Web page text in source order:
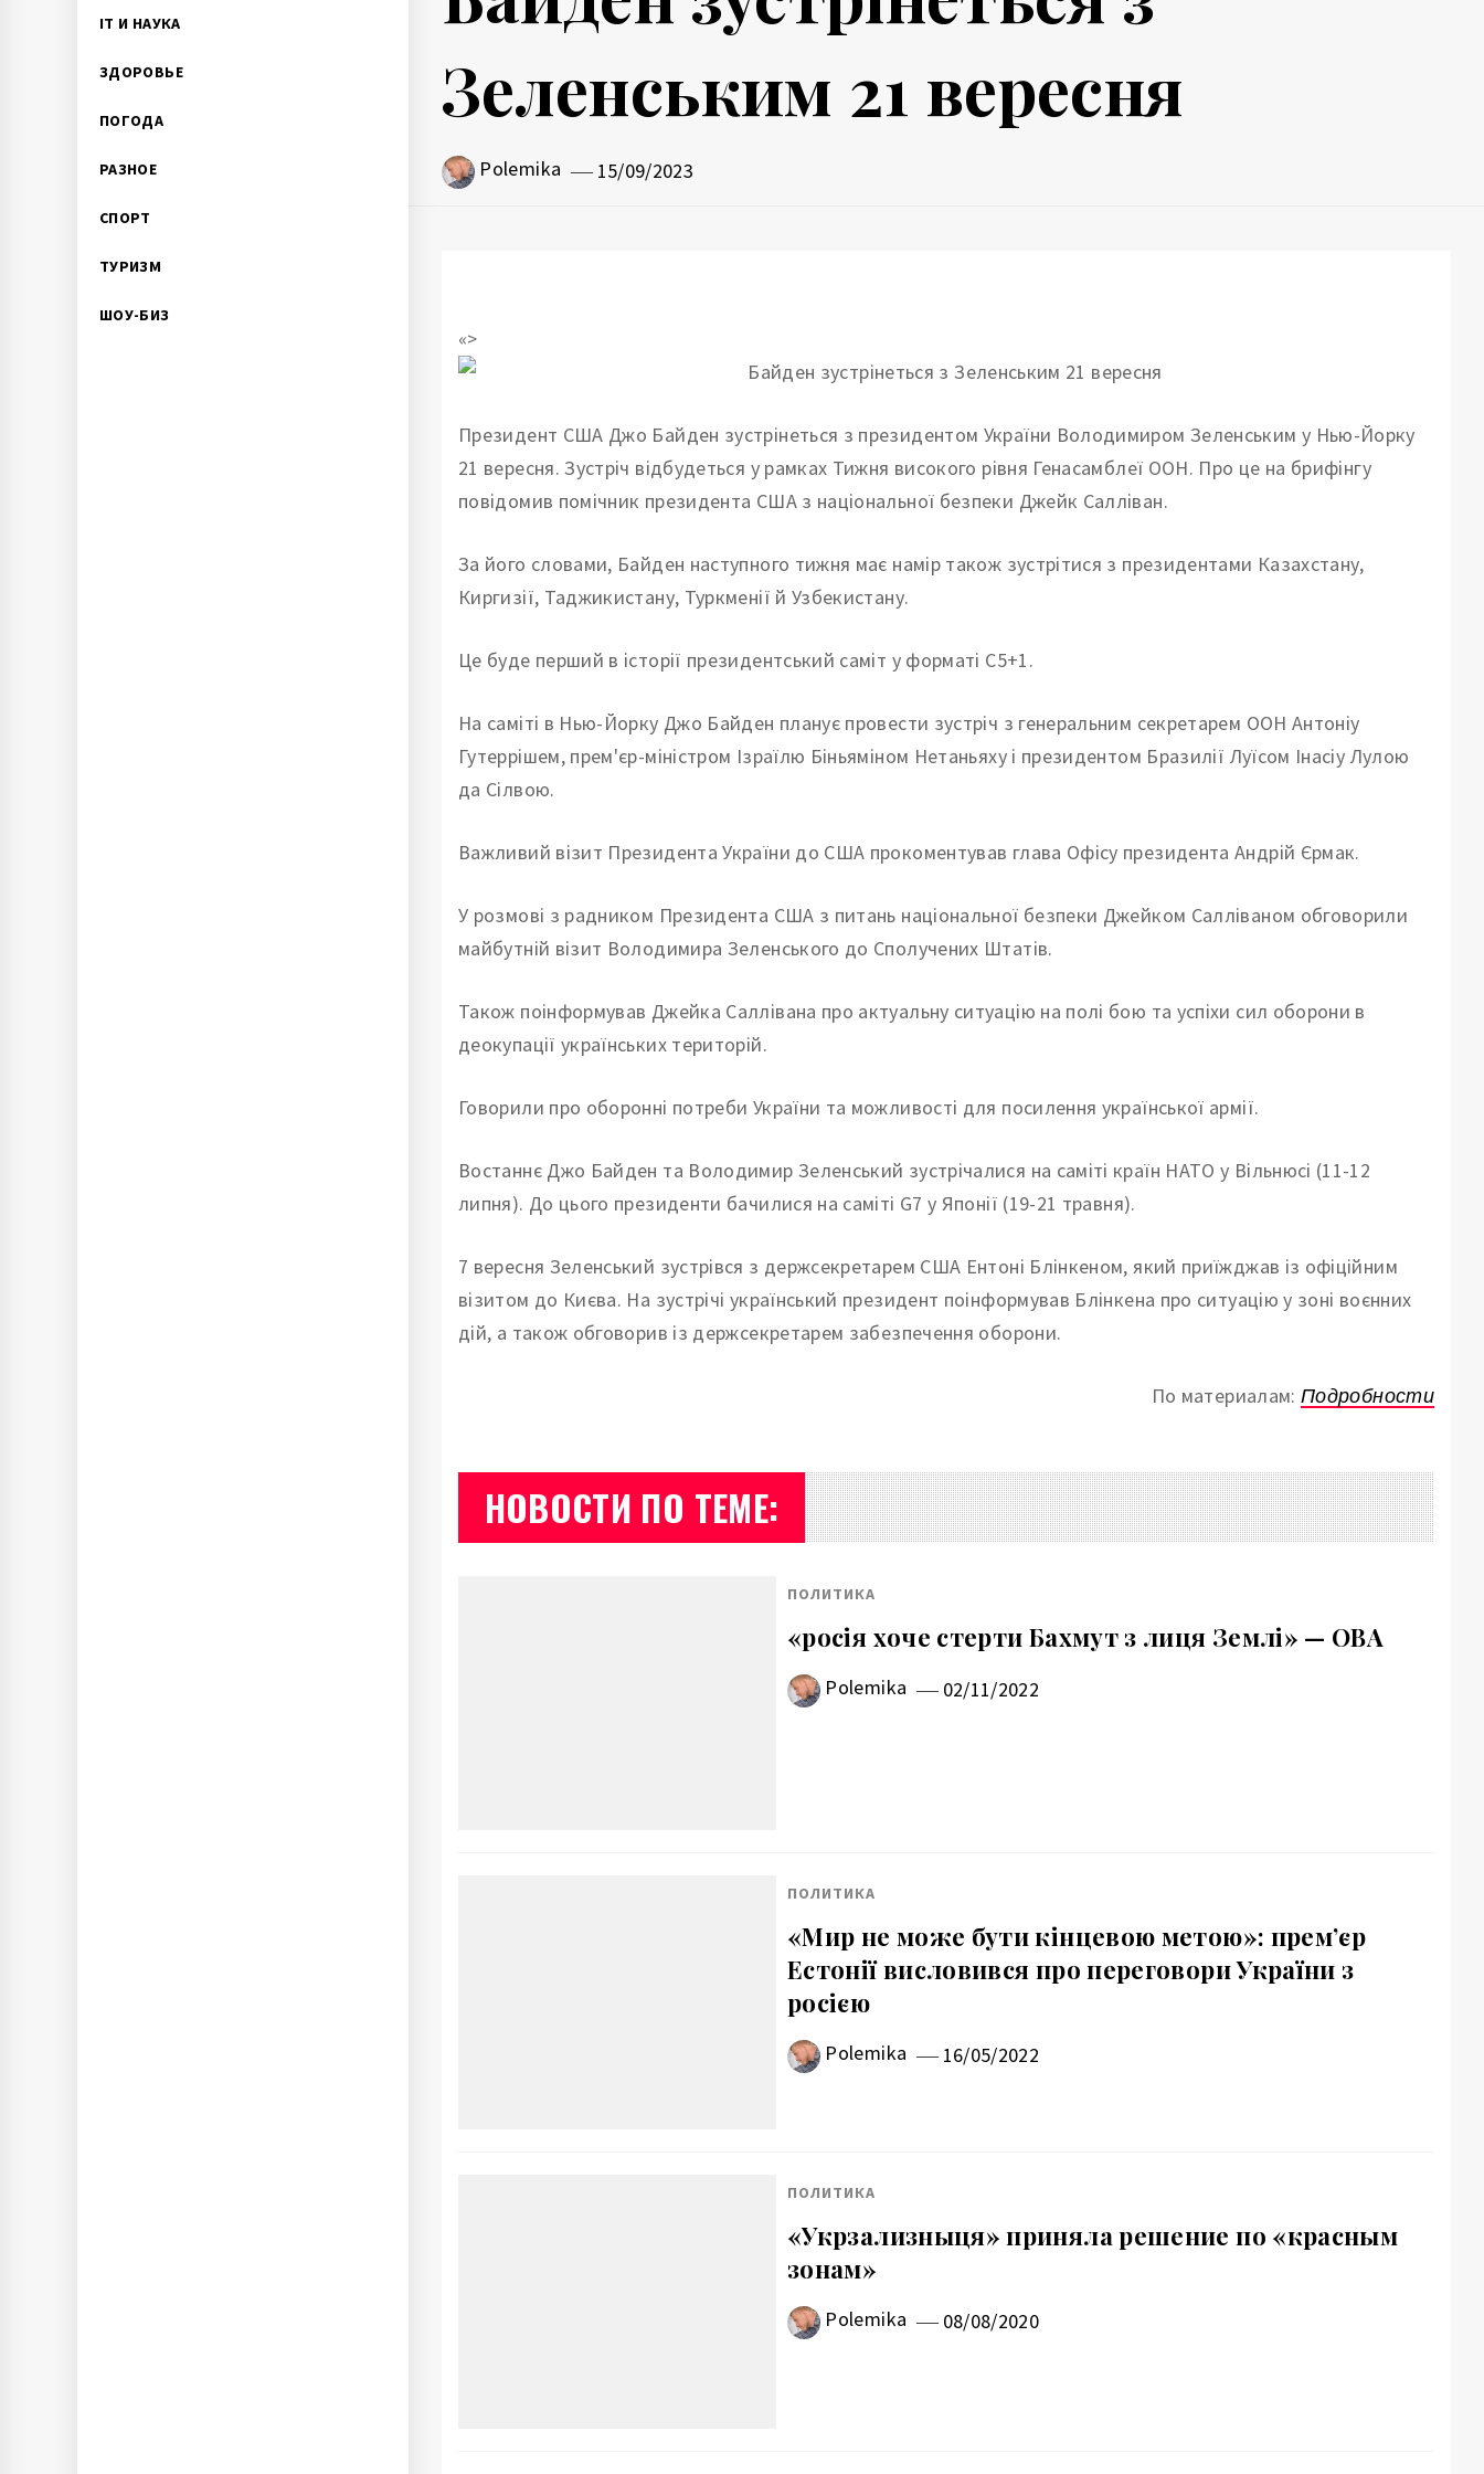
IT И НАУКА
ЗДОРОВЬЕ
ПОГОДА
РАЗНОЕ
СПОРТ
ТУРИЗМ
ШОУ-БИЗ
Зеленським 21 вересня
Polemika 15/09/2023
«>
Президент США Джо Байден зустрінеться з президентом України Володимиром Зеленським у Нью-Йорку
21 вересня. Зустріч відбудеться у рамках Тижня високого рівня Генасамблеї ООН. Про це на брифінгу
повідомив помічник президента США з національної безпеки Джейк Салліван.
За його словами, Байден наступного тижня має намір також зустрітися з президентами Казахстану,
Киргизії, Таджикистану, Туркменії й Узбекистану.
Це буде перший в історії президентський саміт у форматі С5+1.
На саміті в Нью-Йорку Джо Байден планує провести зустріч з генеральним секретарем ООН Антоніу
Гутеррішем, прем'єр-міністром Ізраїлю Біньяміном Нетаньяху і президентом Бразилії Луїсом Інасіу Лулою
да Сілвою.
Важливий візит Президента України до США прокоментував глава Офісу президента Андрій Єрмак.
У розмові з радником Президента США з питань національної безпеки Джейком Салліваном обговорили
майбутній візит Володимира Зеленського до Сполучених Штатів.
Також поінформував Джейка Саллівана про актуальну ситуацію на полі бою та успіхи сил оборони в
деокупації українських територій.
Говорили про оборонні потреби України та можливості для посилення української армії.
Востаннє Джо Байден та Володимир Зеленський зустрічалися на саміті країн НАТО у Вільнюсі (11-12
липня). До цього президенти бачилися на саміті G7 у Японії (19-21 травня).
7 вересня Зеленський зустрівся з держсекретарем США Ентоні Блінкеном, який приїжджав із офіційним
візитом до Києва. На зустрічі український президент поінформував Блінкена про ситуацію у зоні воєнних
дій, а також обговорив із держсекретарем забезпечення оборони.
По материалам:Подробности
НОВОСТИ ПО ТЕМЕ:
ПОЛИТИКА
«росія хоче стерти Бахмут з лиця Землі» — ОВА
Polemika 02/11/2022
ПОЛИТИКА
«Мир не може бути кінцевою метою»: прем’єр
Естонії висловився про переговори України з
росією
Polemika 16/05/2022
ПОЛИТИКА
«Укрзализныця» приняла решение по «красным
зонам»
Polemika 08/08/2020